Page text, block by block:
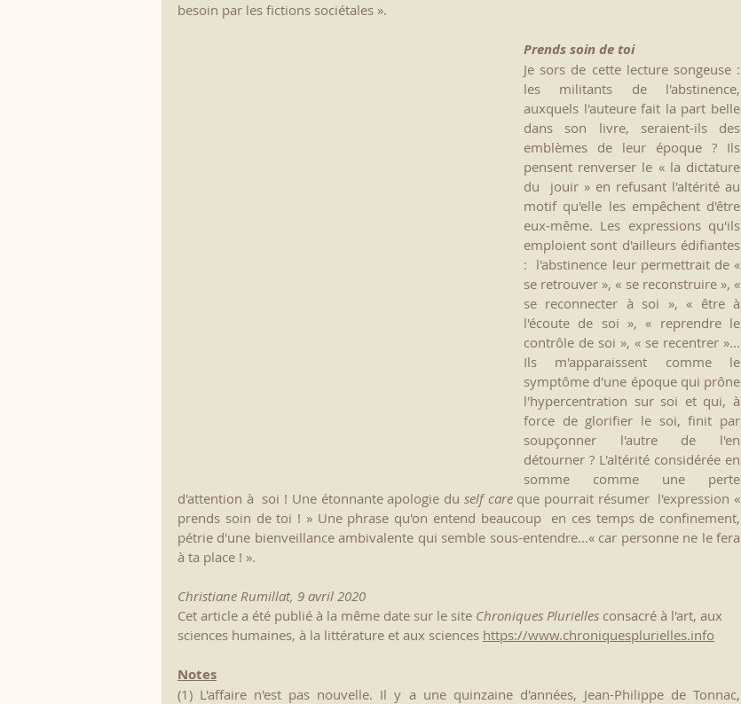
besoin par les fictions sociétales ».
Prends soin de toi
Je sors de cette lecture songeuse :
les militants de l'abstinence,
auxquels l'auteure fait la part belle
dans son livre, seraient-ils des
emblèmes de leur époque ? Ils
pensent renverser le « la dictature
du  jouir » en refusant l'altérité au
motif qu'elle les empêchent d'être
eux-même. Les expressions qu'ils
emploient sont d'ailleurs édifiantes
:  l'abstinence leur permettrait de «
se retrouver », « se reconstruire », «
se reconnecter à soi », « être à
l'écoute de soi », « reprendre le
contrôle de soi », « se recentrer »...
Ils m'apparaissent comme le
symptôme d'une époque qui prône
l'hypercentration sur soi et qui, à
force de glorifier le soi, finit par
soupçonner l'autre de l'en
détourner ? L'altérité considérée en
somme comme une perte
d'attention à  soi ! Une étonnante apologie du self care que pourrait résumer  l'expression «
prends soin de toi ! » Une phrase qu'on entend beaucoup  en ces temps de confinement,
pétrie d'une bienveillance ambivalente qui semble sous-entendre...« car personne ne le fera
à ta place ! ».
Christiane Rumillat, 9 avril 2020
Cet article a été publié à la même date sur le site Chroniques Plurielles consacré à l'art, aux
sciences humaines, à la littérature et aux sciences https://www.chroniquesplurielles.info
Notes
(1) L'affaire n'est pas nouvelle. Il y a une quinzaine d'années, Jean-Philippe de Tonnac,